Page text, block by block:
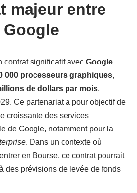
majeur entre
Google
contrat significatif avec Google
000 processeurs graphiques,
de dollars par mois,
Ce partenariat a pour objectif de
croissante des services
de Google, notamment pour la
. Dans un contexte où
en Bourse, ce contrat pourrait
des prévisions de levée de fonds